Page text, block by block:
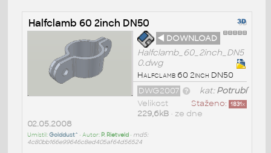
Halfclamb 60 2inch DN50
◄ DOWNLOAD
Halfclamb_60_2inch_DN5
0.dwg
Halfclamb 60 2inch DN50
kat:Potrubí
DWG2007
Staženo: 1831x
Velikost
229,6kB• ze dne
02.05.2008
Umístil:Golddust^ • Autor: P. Rietveld• md5:
4c80bb166e99646c8ed405af64d56524